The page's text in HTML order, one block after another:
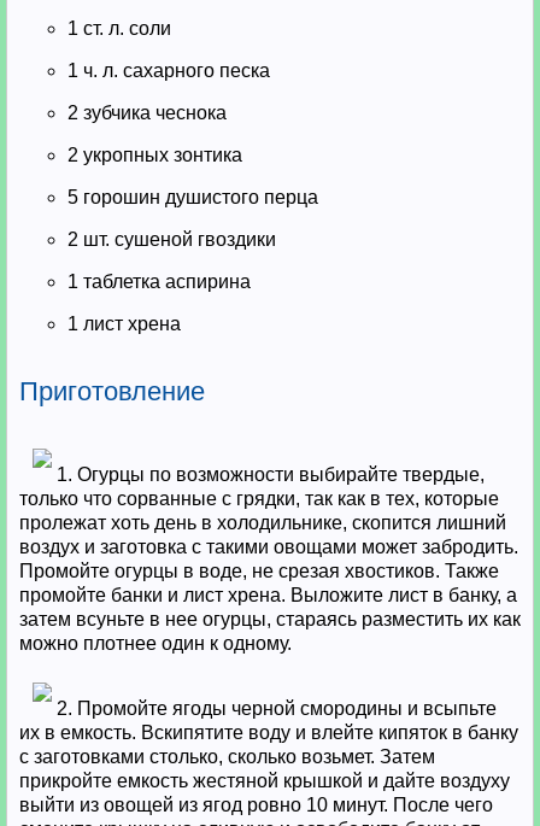
1 ст. л. соли
1 ч. л. сахарного песка
2 зубчика чеснока
2 укропных зонтика
5 горошин душистого перца
2 шт. сушеной гвоздики
1 таблетка аспирина
1 лист хрена
Приготовление
1. Огурцы по возможности выбирайте твердые,
только что сорванные с грядки, так как в тех, которые
пролежат хоть день в холодильнике, скопится лишний
воздух и заготовка с такими овощами может забродить.
Промойте огурцы в воде, не срезая хвостиков. Также
промойте банки и лист хрена. Выложите лист в банку, а
затем всуньте в нее огурцы, стараясь разместить их как
можно плотнее один к одному.
2. Промойте ягоды черной смородины и всыпьте
их в емкость. Вскипятите воду и влейте кипяток в банку
с заготовками столько, сколько возьмет. Затем
прикройте емкость жестяной крышкой и дайте воздуху
выйти из овощей из ягод ровно 10 минут. После чего